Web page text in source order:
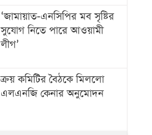
‘জামায়াত-এনসিপির মব সৃষ্টির
সুযোগ নিতে পারে আওয়ামী
লীগ’
ক্রয় কমিটির বৈঠকে মিললো
এলএনজি কেনার অনুমোদন